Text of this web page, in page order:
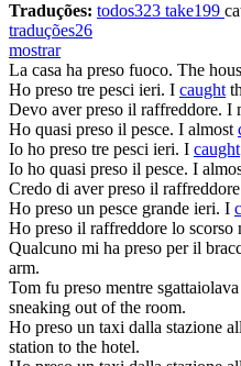
Traduções: todos323 take199
traduções26
mostrar
La casa ha preso fuoco. The
Ho preso tre pesci ieri. I caught
Devo averpreso il raffreddore. I
Ho quasi preso il pesce. I almost
Io ho preso tre pesci ieri. I caught
Io ho quasi preso il pesce. I
Credo di averpreso il
Ho preso un pesce grande ieri. I
Ho preso il raffreddore lo scorso
Qualcuno mi ha preso per il
arm.
Tom fu preso mentre
sneaking out of the room.
Ho preso un taxi dalla stazione
station to the hotel.